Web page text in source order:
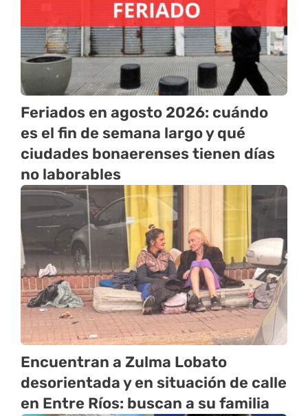
Feriados en agosto 2026: cuándo
es el fin de semana largo y qué
ciudades bonaerenses tienen días
no laborables
Encuentran a Zulma Lobato
desorientada y en situación de calle
en Entre Ríos: buscan a su familia